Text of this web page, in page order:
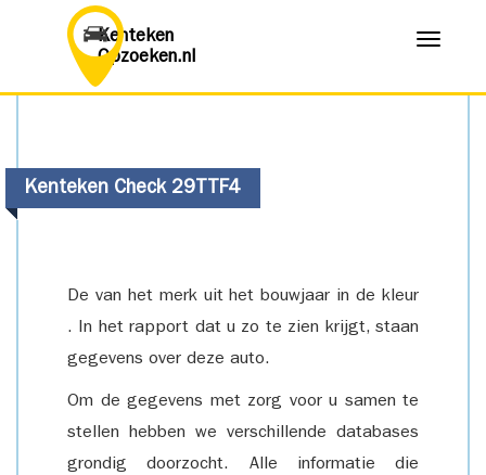
Kenteken
Opzoeken.nl
Menu
Kenteken Check 29TTF4
De van het merk uit het bouwjaar in de kleur
. In het rapport dat u zo te zien krijgt, staan
gegevens over deze auto.
Om de gegevens met zorg voor u samen te
stellen hebben we verschillende databases
grondig doorzocht. Alle informatie die